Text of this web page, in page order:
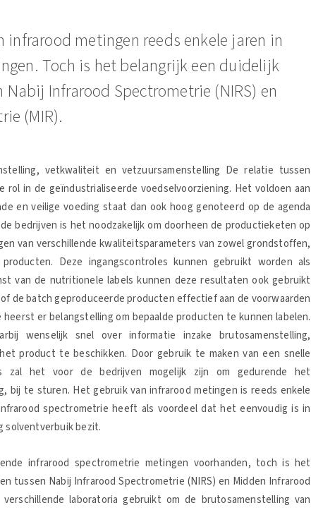
metingen reeds enkele jaren in
Toch is het belangrijk een duidelijk
Infrarood Spectrometrie (NIRS) en
(MIR).
vetkwaliteit en vetzuursamenstelling De relatie tussen
in de geïndustrialiseerde voedselvoorziening. Het voldoen aan
en veilige voeding staat dan ook hoog genoteerd op de agenda
bedrijven is het noodzakelijk om doorheen de productieketen op
van verschillende kwaliteitsparameters van zowel grondstoffen,
Deze ingangscontroles kunnen gebruikt worden als
van de nutritionele labels kunnen deze resultaten ook gebruikt
de batch geproduceerde producten effectief aan de voorwaarden
er belangstelling om bepaalde producten te kunnen labelen.
wenselijk snel over informatie inzake brutosamenstelling,
product te beschikken. Door gebruik te maken van een snelle
zal het voor de bedrijven mogelijk zijn om gedurende het
bij te sturen. Het gebruik van infrarood metingen is reeds enkele
spectrometrie heeft als voordeel dat het eenvoudig is in
solventverbuik bezit.
infrarood spectrometrie metingen voorhanden, toch is het
tussen Nabij Infrarood Spectrometrie (NIRS) en Midden Infrarood
laboratoria gebruikt om de brutosamenstelling van